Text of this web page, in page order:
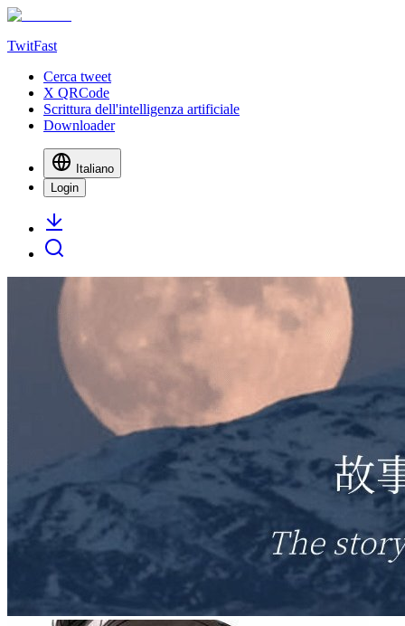
TwitFast
Cerca tweet
X QRCode
Scrittura dell'intelligenza artificiale
Downloader
Italiano
Login